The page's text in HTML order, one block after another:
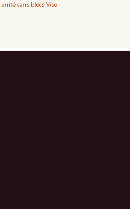
unité sans blocs Viso